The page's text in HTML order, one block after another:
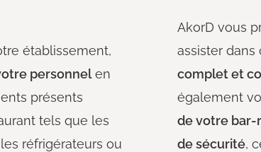
établissement,
personnelen
présents
tels que les
réfrigérateurs ou
AkorD vous
assister
complet et
également
de votre bar-
de sécurité,